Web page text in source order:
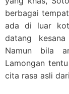
berbagai
ada di luar
datang
Namun bila
Lamongan
cita rasa asli